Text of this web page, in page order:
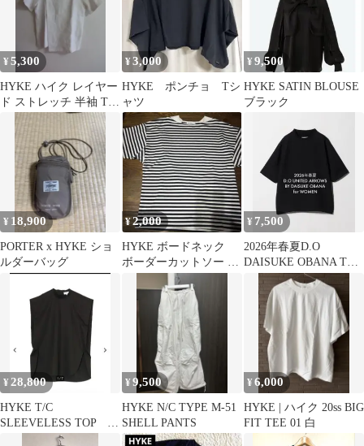
¥5,300
HYKE ハイク レイヤー
ド ストレッチ 半袖 Tシ
ャツ カットソー 1
¥3,000
HYKE ポンチョ Tシ
ャツ
¥9,500
HYKE SATIN BLOUSE
ブラック
¥ 18,900
PORTER x HYKE ショ
ルダーバッグ
¥2,000
HYKE ボードネック
ボーダーカットソー 半
¥ 7,500
2026年春夏D.O
DAISUKE OBANA Tシ
ャツ/hyke cfcl
¥ 28,800
HYKE T/C
SLEEVELESS TOP ハ
¥9,500
HYKE N/C TYPE M-51
SHELL PANTS
¥6,000
HYKE | ハイク 20ss BIG
FIT TEE 01 白